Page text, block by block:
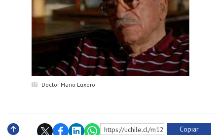
Doctor Mario Luxoro
https://uchile.cl/m129866 Copiar